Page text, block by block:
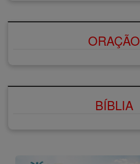
ORAÇÃO
BÍBLIA